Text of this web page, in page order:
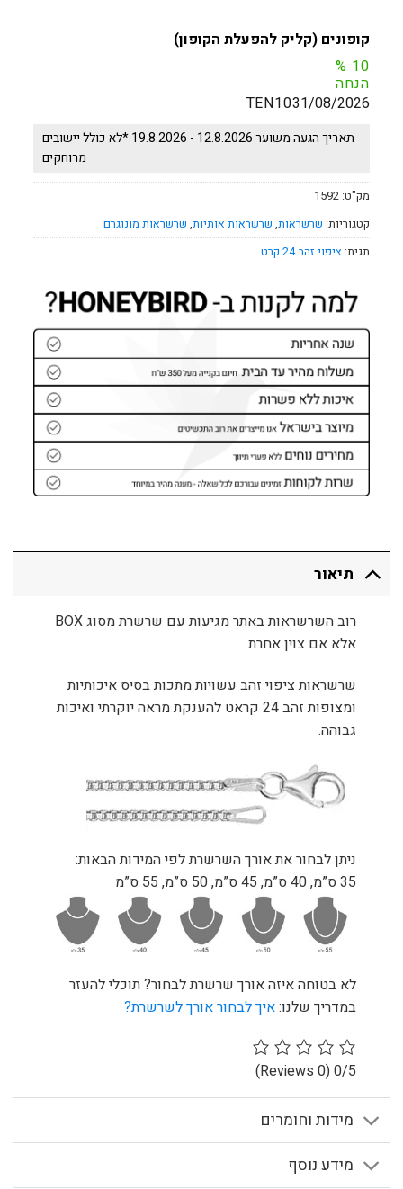
קופונים (קליק להפעלת הקופון)
10
%
הנחה
TEN1031/08/2026
תאריך הגעה משוער 12.8.2026 - 19.8.2026 *לא כולל יישובים
מרוחקים
מק"ט:1592
קטגוריות: שרשראות, שרשראות אותיות, שרשראות מונוגרם
תגית: ציפוי זהב 24 קרט
תיאור
רוב השרשראות באתר מגיעות עם שרשרת מסוג BOX
אלא אם צוין אחרת
שרשראות ציפוי זהב עשויות מתכות בסיס איכותיות
ומצופות זהב 24 קראט להענקת מראה יוקרתי ואיכות
גבוהה.
ניתן לבחור את אורך השרשרת לפי המידות הבאות:
35 ס”מ, 40 ס”מ, 45 ס”מ, 50 ס”מ, 55 ס”מ
לא בטוחה איזה אורך שרשרת לבחור? תוכלי להעזר
במדריך שלנו:איך לבחור אורך לשרשרת?
0/5
(0 Reviews)
מידות וחומרים
מידע נוסף